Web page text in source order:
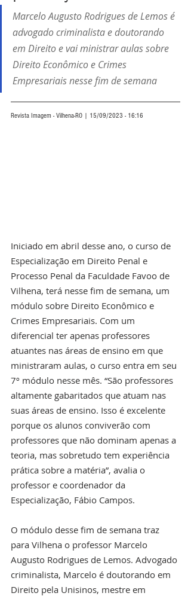
Marcelo Augusto Rodrigues de Lemos é
advogado criminalista e doutorando
em Direito e vai ministrar aulas sobre
Direito Econômico e Crimes
Empresariais nesse fim de semana
Revista Imagem - Vilhena-RO | 15/09/2023 - 16:16
Iniciado em abril desse ano, o curso de
Especialização em Direito Penal e
Processo Penal da Faculdade Favoo de
Vilhena, terá nesse fim de semana, um
módulo sobre Direito Econômico e
Crimes Empresariais. Com um
diferencial ter apenas professores
atuantes nas áreas de ensino em que
ministraram aulas, o curso entra em seu
7º módulo nesse mês. “São professores
altamente gabaritados que atuam nas
suas áreas de ensino. Isso é excelente
porque os alunos conviverão com
professores que não dominam apenas a
teoria, mas sobretudo tem experiência
prática sobre a matéria”, avalia o
professor e coordenador da
Especialização, Fábio Campos.
O módulo desse fim de semana traz
para Vilhena o professor Marcelo
Augusto Rodrigues de Lemos. Advogado
criminalista, Marcelo é doutorando em
Direito pela Unisinos, mestre em